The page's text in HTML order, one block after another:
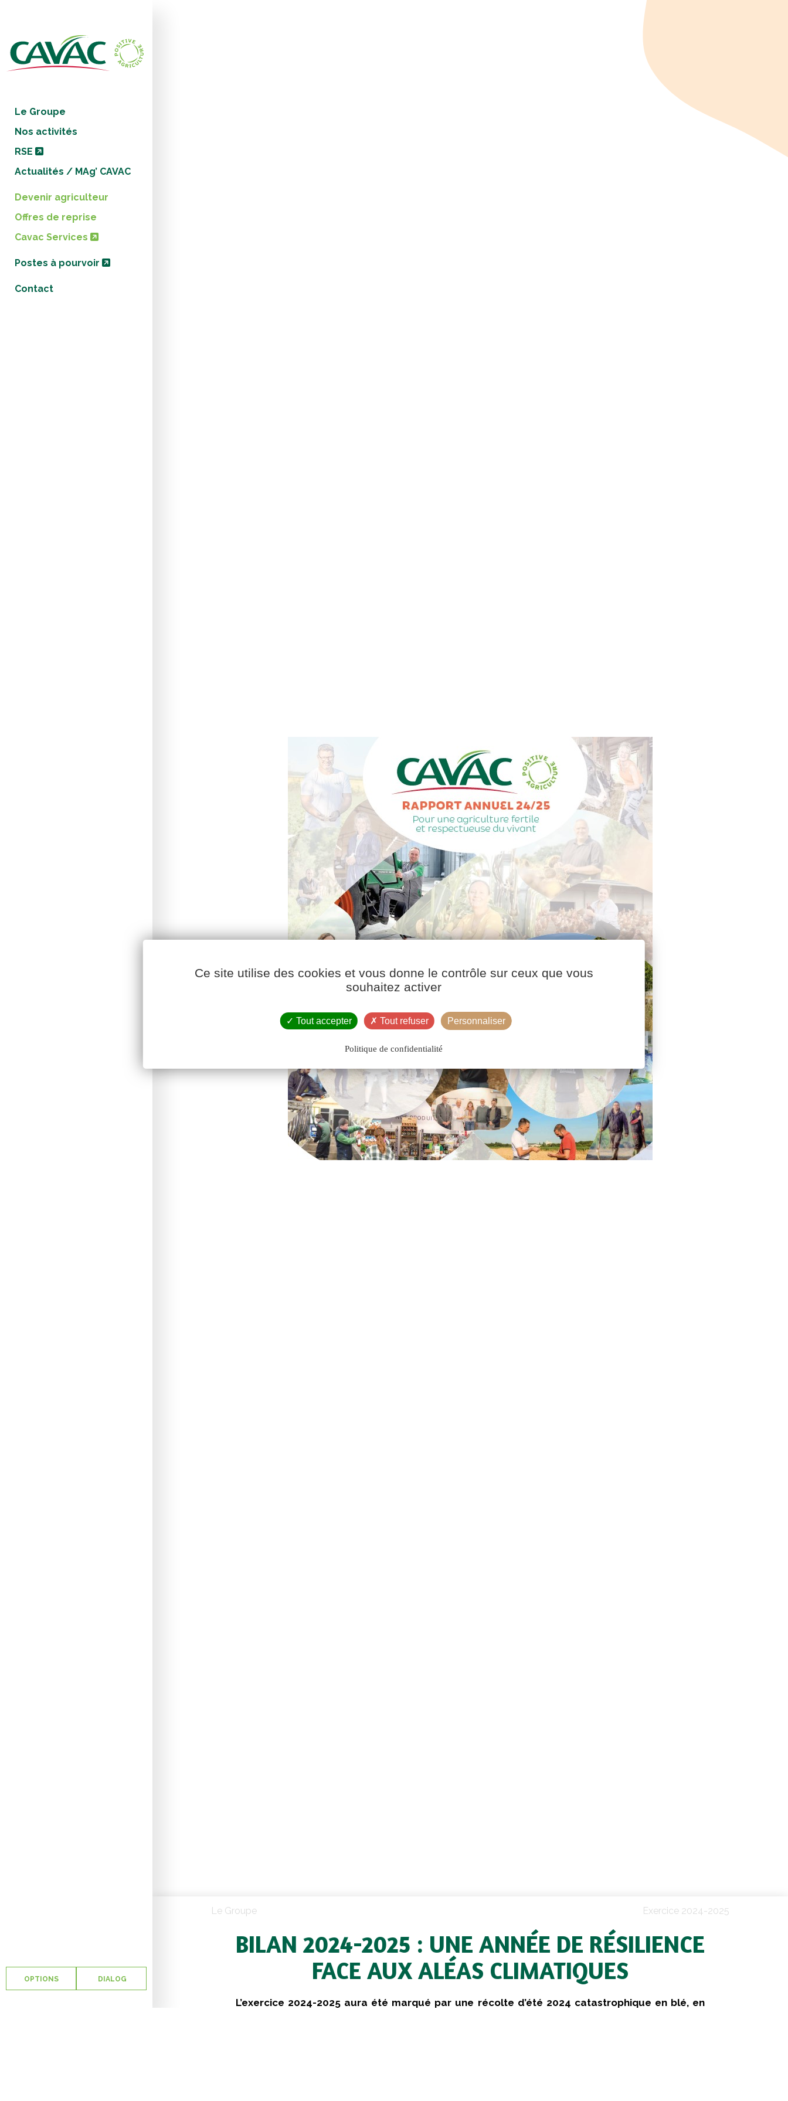
Le Groupe
Nos activités
RSE
Actualités / MAg’ CAVAC
Devenir agriculteur
Offres de reprise
Cavac Services
Postes à pourvoir
Contact
OPTIONS DIALOG
Le Groupe Exercice 2024-2025
BILAN 2024-2025 : UNE ANNÉE DE RÉSILIENCE
FACE AUX ALÉAS CLIMATIQUES
L’exercice 2024-2025 aura été marqué par une récolte d’été 2024 catastrophique en blé, en
Ce site utilise des cookies et vous donne le contrôle sur ceux que vous
souhaitez activer
Tout accepter Tout refuser Personnaliser
Politique de confidentialité